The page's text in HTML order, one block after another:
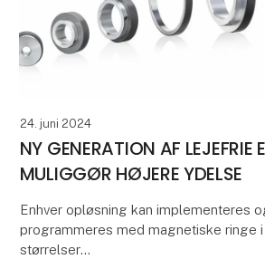
24. juni 2024
NY GENERATION AF LEJEFRIE
MULIGGØR HØJERE YDELSE
Enhver opløsning kan implementeres
programmeres med magnetiske ringe
størrelser